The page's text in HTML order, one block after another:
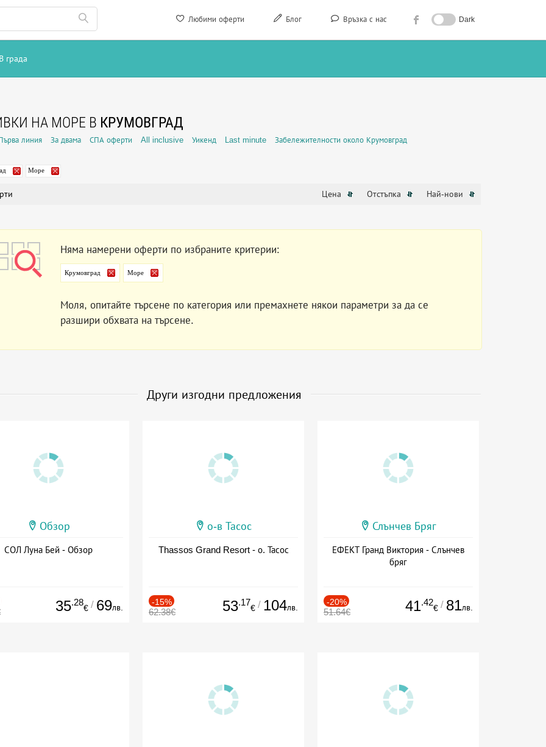
Любими оферти Блог Връзка с нас Dark
В града
НА МОРЕ В КРУМОВГРАД
линия За двама СПА оферти All inclusive Уикенд Last minute Забележителности около Крумовград
Море
Цена Отстъпка Най-нови
Няма намерени оферти по избраните критерии:
Крумовград Море
Моля, опитайте търсене по категория или премахнете някои параметри за да се
разшири обхвата на търсене.
Други изгодни предложения
Обзор
СОЛ Луна Бей - Обзор
35.28
€ / 69лв.
о-в Тасос
Thassos Grand Resort - о. Тасос
-15%
62.38€ 53.17
€ / 104лв.
Слънчев Бряг
ЕФЕКТ Гранд Виктория - Слънчев
бряг
-20%
51.64€ 41.42
€ / 81лв.